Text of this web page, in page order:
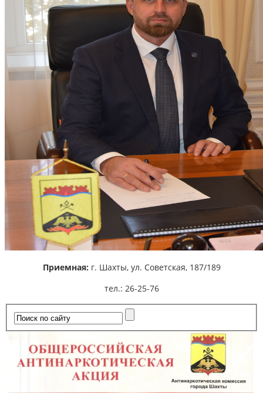
Приемная: г. Шахты, ул. Советская, 187/189
тел.: 26-25-76